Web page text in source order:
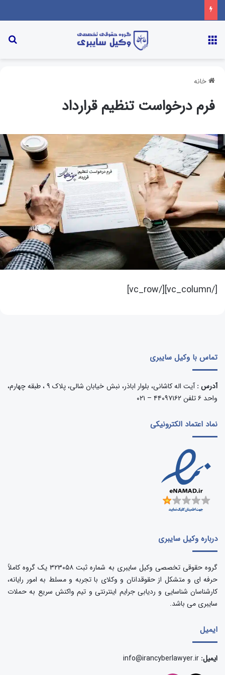
خانه
فرم درخواست تنظیم قرارداد
[/vc_column][/vc_row]
تماس با وکیل سایبری
آدرس :
آیت اله کاشانی، بلوار اباذر، نبش خیابان شالی، پلاک ۹ ، طبقه چهارم،
واحد ۶ تلفن ۴۴۰۹۷۱۶۲ – ۰۲۱
نماد اعتماد الکترونیکی
درباره وکیل سایبری
گروه حقوقی تخصصی وکیل سایبری به شماره ثبت ۳۲۳۰۵۸ یک گروه کاملاً
حرفه ای و متشکل از حقوقدانان و وکلای با تجربه و مسلط به امور رایانه،
کارشناسان شناسایی و ردیابی جرایم اینترنتی و تیم واکنش سریع به حملات
سایبری می باشد.
ایمیل
ایمیل: info@irancyberlawyer.ir